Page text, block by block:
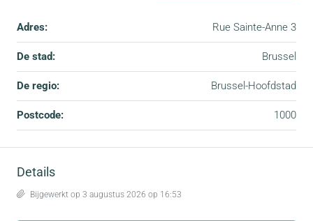
Adres: Rue Sainte-Anne 3
De stad: Brussel
De regio: Brussel-Hoofdstad
Postcode: 1000
Details
Bijgewerkt op 3 augustus 2026 op 16:53